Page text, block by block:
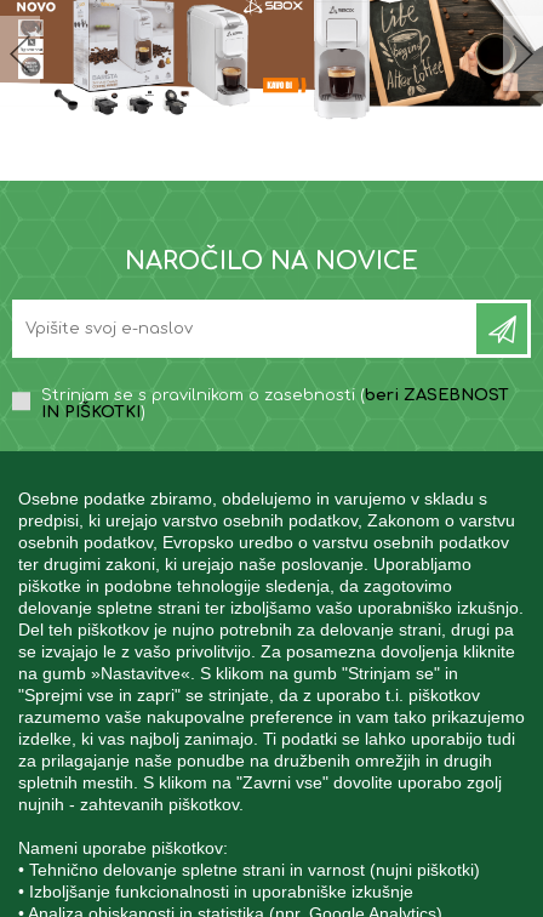
Osebne podatke zbiramo, obdelujemo in varujemo v skladu s
predpisi, ki urejajo varstvo osebnih podatkov, Zakonom o varstvu
osebnih podatkov, Evropsko uredbo o varstvu osebnih podatkov
ter drugimi zakoni, ki urejajo naše poslovanje. Uporabljamo
piškotke in podobne tehnologije sledenja, da zagotovimo
delovanje spletne strani ter izboljšamo vašo uporabniško izkušnjo.
Del teh piškotkov je nujno potrebnih za delovanje strani, drugi pa
se izvajajo le z vašo privolitvijo. Za posamezna dovoljenja kliknite
na gumb »Nastavitve«. S klikom na gumb "Strinjam se" in
"Sprejmi vse in zapri" se strinjate, da z uporabo t.i. piškotkov
razumemo vaše nakupovalne preference in vam tako prikazujemo
izdelke, ki vas najbolj zanimajo. Ti podatki se lahko uporabijo tudi
za prilagajanje naše ponudbe na družbenih omrežjih in drugih
spletnih mestih. S klikom na "Zavrni vse" dovolite uporabo zgolj
nujnih - zahtevanih piškotkov.
Nameni uporabe piškotkov:
• Tehnično delovanje spletne strani in varnost (nujni piškotki)
• Izboljšanje funkcionalnosti in uporabniške izkušnje
NAROČILO NA NOVICE
Strinjam se s pravilnikom o zasebnosti (beri ZASEBNOST
IN PIŠKOTKI )
INFORMACIJE
MOJ RAČUN
STORITEV ZA STRANKE
SPREMLJAJTE NAS
Blatnica 8, 1236 Trzin